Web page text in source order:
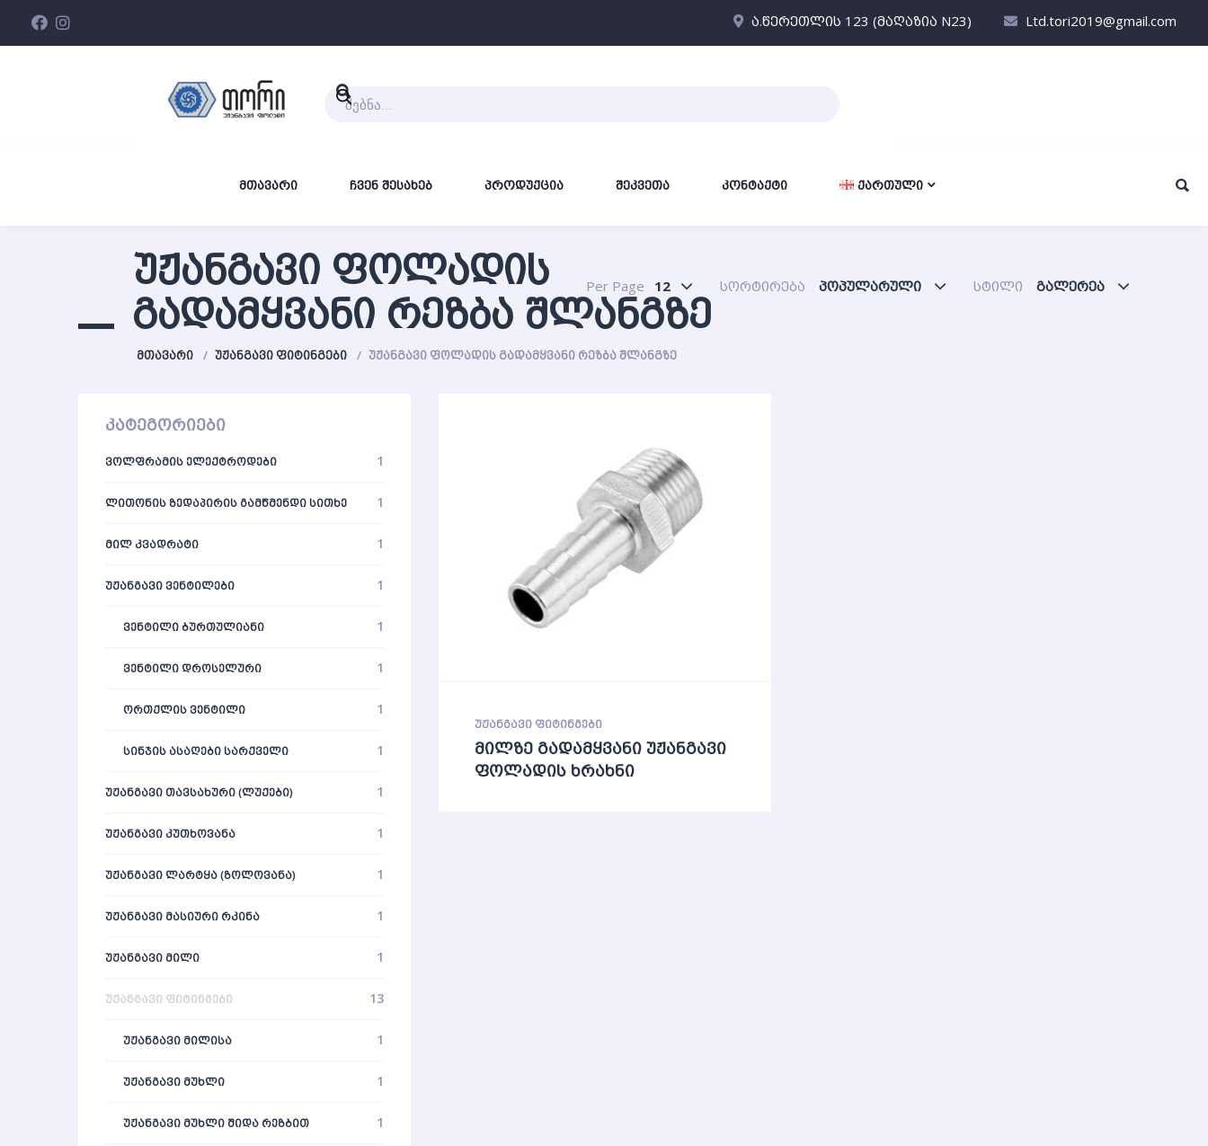
ა.წერეთლის 123 (მაღაზია N23) Ltd.tori2019@gmail.com
Products
search
ᲛᲗᲐᲕᲐᲠᲘ ᲩᲕᲔᲜ ᲨᲔᲡᲐᲮᲔᲑ ᲞᲠᲝᲓᲣᲥᲪᲘᲐ ᲨᲔᲙᲕᲔᲗᲐ ᲙᲝᲜᲢᲐᲥᲢᲘ ᲥᲐᲠᲗᲣᲚᲘ
ᲣᲟᲐᲜᲒᲐᲕᲘ ᲤᲝᲚᲐᲓᲘᲡ
ᲒᲐᲓᲐᲛᲧᲕᲐᲜᲘ ᲠᲔᲖᲑᲐ ᲨᲚᲐᲜᲒᲖᲔ
ᲛᲗᲐᲕᲐᲠᲘ ᲣᲟᲐᲜᲒᲐᲕᲘ ᲤᲘᲢᲘᲜᲒᲔᲑᲘ ᲣᲟᲐᲜᲒᲐᲕᲘ ᲤᲝᲚᲐᲓᲘᲡ ᲒᲐᲓᲐᲛᲧᲕᲐᲜᲘ ᲠᲔᲖᲑᲐ ᲨᲚᲐᲜᲒᲖᲔ
სტილი გალერეა
სორტირება პოპულარული
Per Page 12
კატეგორიები
ᲕᲝᲚᲤᲠᲐᲛᲘᲡ ᲔᲚᲔᲥᲢᲠᲝᲓᲔᲑᲘ 1
ᲚᲘᲗᲝᲜᲘᲡ ᲖᲔᲓᲐᲞᲘᲠᲘᲡ ᲒᲐᲛᲬᲛᲔᲜᲓᲘ ᲡᲘᲗᲮᲔ 1
ᲛᲘᲚ ᲙᲕᲐᲓᲠᲐᲢᲘ 1
ᲣᲟᲐᲜᲒᲐᲕᲘ ᲕᲔᲜᲢᲘᲚᲔᲑᲘ 1
ᲕᲔᲜᲢᲘᲚᲘ ᲑᲣᲠᲗᲣᲚᲘᲐᲜᲘ 1
ᲕᲔᲜᲢᲘᲚᲘ ᲓᲠᲝᲡᲔᲚᲣᲠᲘ 1
ᲝᲠᲗᲥᲚᲘᲡ ᲕᲔᲜᲢᲘᲚᲘ 1
ᲡᲘᲜᲯᲘᲡ ᲐᲡᲐᲦᲔᲑᲘ ᲡᲐᲠᲥᲕᲔᲚᲘ 1
ᲣᲟᲐᲜᲒᲐᲕᲘ ᲗᲐᲕᲡᲐᲮᲣᲠᲘ (ᲚᲣᲥᲔᲑᲘ) 1
ᲣᲟᲐᲜᲒᲐᲕᲘ ᲙᲣᲗᲮᲝᲕᲐᲜᲐ 1
ᲣᲟᲐᲜᲒᲐᲕᲘ ᲚᲐᲠᲢᲧᲐ (ᲖᲝᲚᲝᲕᲐᲜᲐ) 1
ᲣᲟᲐᲜᲒᲐᲕᲘ ᲛᲐᲡᲘᲣᲠᲘ ᲠᲙᲘᲜᲐ 1
ᲣᲟᲐᲜᲒᲐᲕᲘ ᲛᲘᲚᲘ 1
ᲣᲟᲐᲜᲒᲐᲕᲘ ᲤᲘᲢᲘᲜᲒᲔᲑᲘ 13
ᲣᲟᲐᲜᲒᲐᲕᲘ ᲛᲘᲚᲘᲡᲐ 1
ᲣᲟᲐᲜᲒᲐᲕᲘ ᲛᲣᲮᲚᲘ 1
ᲣᲟᲐᲜᲒᲐᲕᲘ ᲛᲣᲮᲚᲘ ᲨᲘᲓᲐ ᲠᲔᲖᲑᲘᲗ 1
ᲣᲟᲐᲜᲒᲐᲕᲘ ᲤᲘᲢᲘᲜᲒᲔᲑᲘ
მილზე გადამყვანი უჟანგავი
ფოლადის ხრახნი